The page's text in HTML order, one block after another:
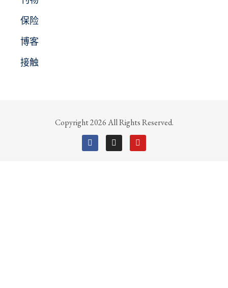
保险
博客
接触
Copyright 2026 All Rights Reserved.